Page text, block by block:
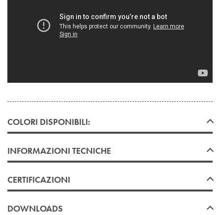
COLORI DISPONIBILI:
INFORMAZIONI TECNICHE
CERTIFICAZIONI
DOWNLOADS